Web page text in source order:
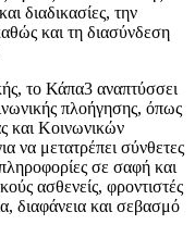
διαδικασίες, την
και τη διασύνδεση
το Κάπα3 αναπτύσσει
πλοήγησης, όπως
και Κοινωνικών
να μετατρέπει σύνθετες
πληροφορίες σε σαφή και
ασθενείς, φροντιστές
διαφάνεια και σεβασμό